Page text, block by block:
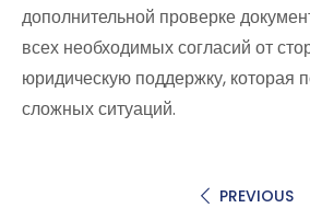
дополнительной проверке
всех необходимых согласий от
юридическую поддержку, которая
сложных ситуаций.
PREVIOUS